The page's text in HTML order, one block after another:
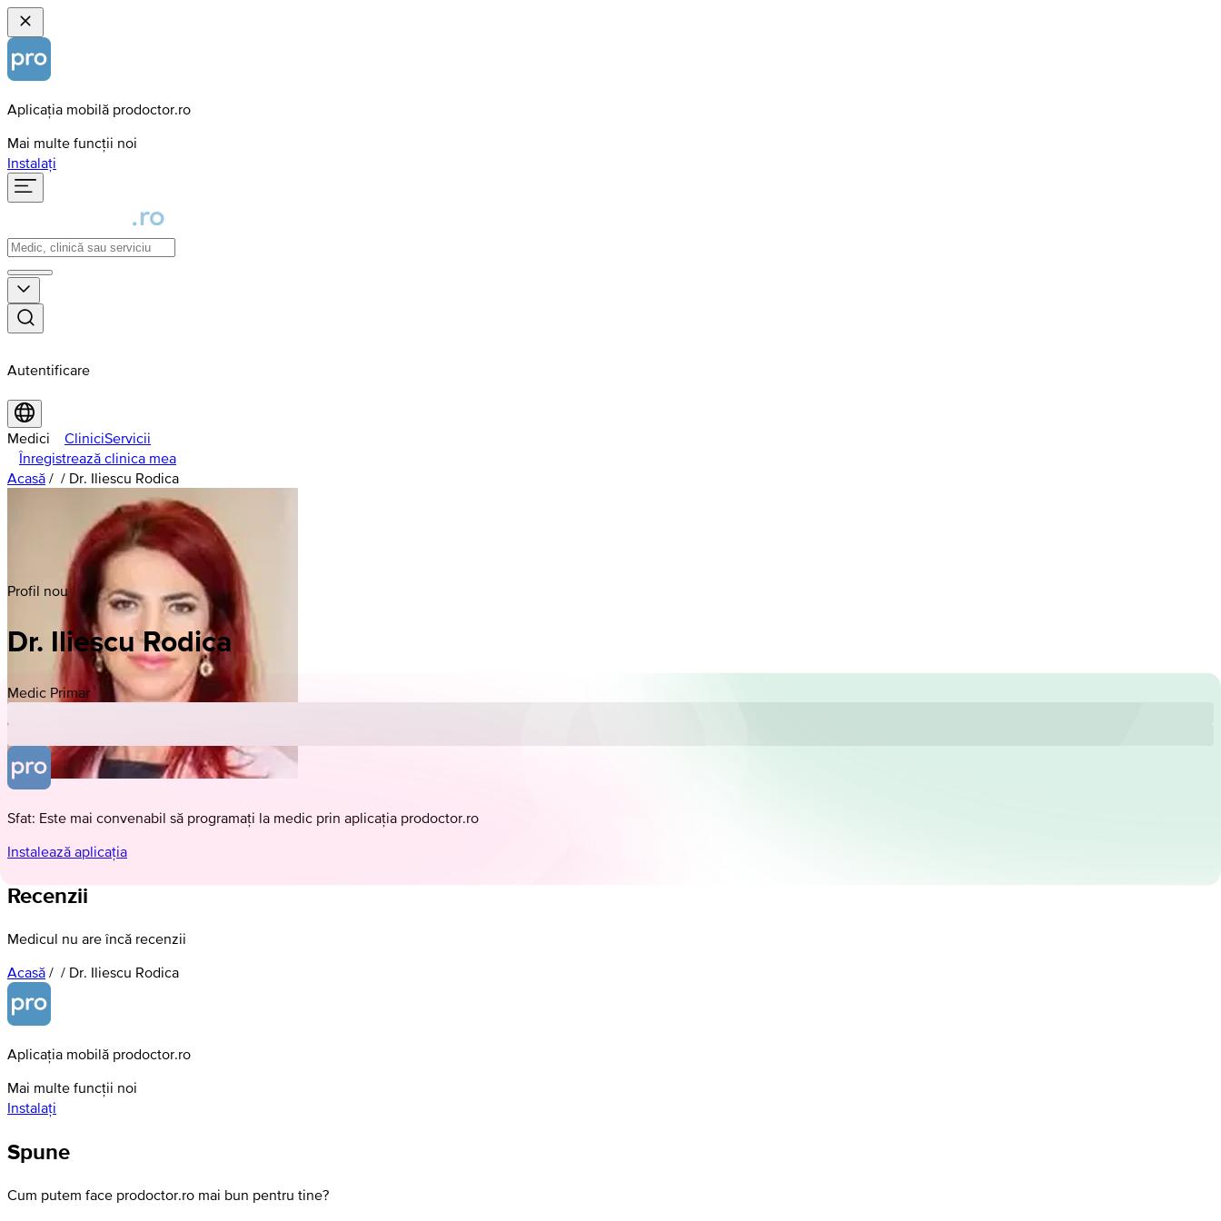
Aplicația mobilă prodoctor.ro
Mai multe funcții noi
Instalați
Autentificare
Medici CliniciServicii
Înregistrează clinica mea
Acasă / / Dr. Iliescu Rodica
Profil nou
Dr. Iliescu Rodica
Medic Primar
Sfat: Este mai convenabil să programați la medic prin aplicația prodoctor.ro
Instalează aplicația
Recenzii
Medicul nu are încă recenzii
Acasă / / Dr. Iliescu Rodica
Aplicația mobilă prodoctor.ro
Mai multe funcții noi
Instalați
Spune
Cum putem face prodoctor.ro mai bun pentru tine?